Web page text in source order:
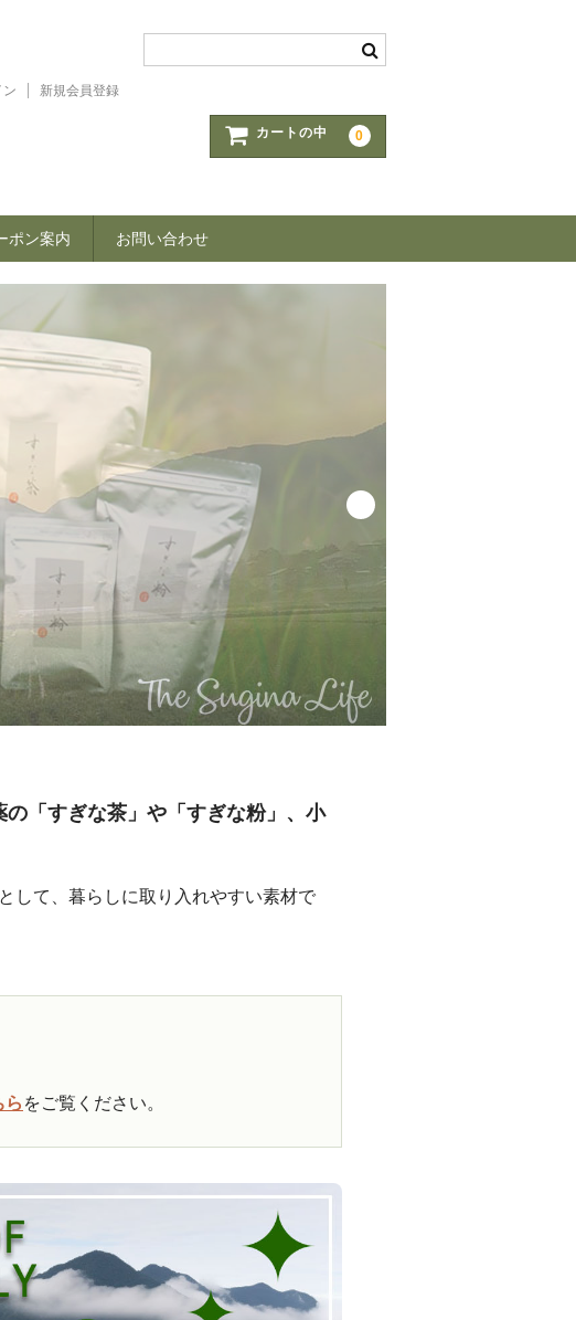
ン 新規会員登録
カートの中 0
ポン案内 お問い合わせ
「すぎな茶」や「すぎな粉」、小
して、暮らしに取り入れやすい素材で
ら をご覧ください。